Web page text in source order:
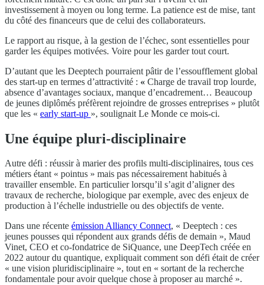
investissement à moyen ou long terme. La patience est de mise, tant
du côté des financeurs que de celui des collaborateurs.
Le rapport au risque, à la gestion de l’échec, sont essentielles pour
garder les équipes motivées. Voire pour les garder tout court.
D’autant que les Deeptech pourraient pâtir de l’essoufflement global
des start-up en termes d’attractivité : « Charge de travail trop lourde,
absence d’avantages sociaux, manque d’encadrement… Beaucoup
de jeunes diplômés préfèrent rejoindre de grosses entreprises » plutôt
que les « early start-up », soulignait Le Monde ce mois-ci.
Une équipe pluri-disciplinaire
Autre défi : réussir à marier des profils multi-disciplinaires, tous ces
métiers étant « pointus » mais pas nécessairement habitués à
travailler ensemble. En particulier lorsqu’il s’agit d’aligner des
travaux de recherche, biologique par exemple, avec des enjeux de
production à l’échelle industrielle ou des objectifs de vente.
Dans une récente émission Alliancy Connect, « Deeptech : ces
jeunes pousses qui répondent aux grands défis de demain », Maud
Vinet, CEO et co-fondatrice de SiQuance, une DeepTech créée en
2022 autour du quantique, expliquait comment son défi était de créer
« une vision pluridisciplinaire », tout en « sortant de la recherche
fondamentale pour avoir quelque chose à proposer au marché ».